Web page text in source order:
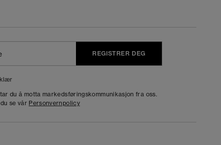
REGISTRER DEG
du å motta markedsføringskommunikasjon fra oss.
se vår Personvernpolicy